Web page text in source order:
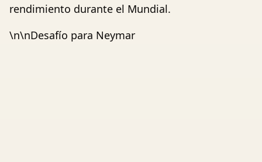
rendimiento durante el Mundial.
\n\nDesafío para Neymar